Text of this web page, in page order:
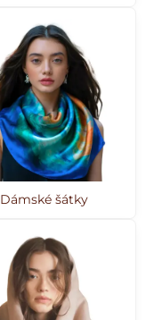
Dámské šátky